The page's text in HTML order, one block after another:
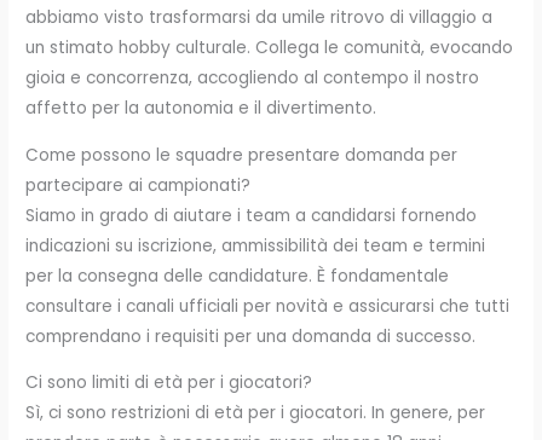
abbiamo visto trasformarsi da umile ritrovo di villaggio a
un stimato hobby culturale. Collega le comunità, evocando
gioia e concorrenza, accogliendo al contempo il nostro
affetto per la autonomia e il divertimento.
Come possono le squadre presentare domanda per
partecipare ai campionati?
Siamo in grado di aiutare i team a candidarsi fornendo
indicazioni su iscrizione, ammissibilità dei team e termini
per la consegna delle candidature. È fondamentale
consultare i canali ufficiali per novità e assicurarsi che tutti
comprendano i requisiti per una domanda di successo.
Ci sono limiti di età per i giocatori?
Sì, ci sono restrizioni di età per i giocatori. In genere, per